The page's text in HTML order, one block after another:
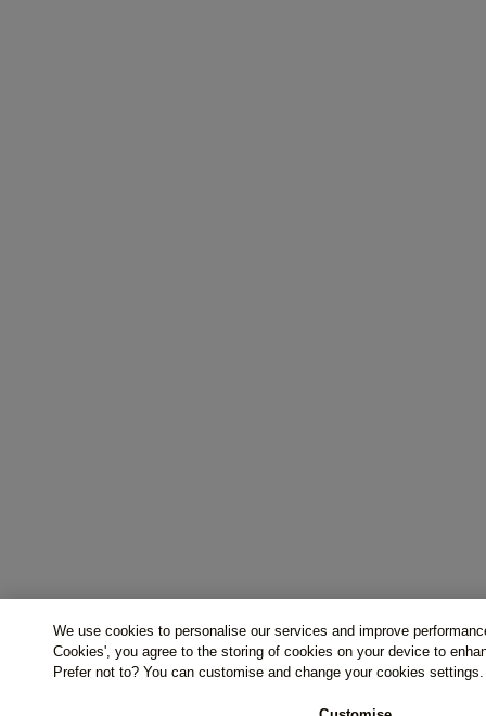
We use cookies to personalise our services and improve
Cookies', you agree to the storing of cookies on your device to
Prefer not to? You can customise and change your cookies settings.